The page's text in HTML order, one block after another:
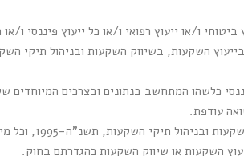
ו/או ייעוץ רפואי ו/או כל ייעוץ פיננסי ו/
כלשהו המתחשב בנתונים ובצרכים המיוחדים
עודפת.
מפעילת האתר אינה מורשית לפי חוק
השקעות או שיווק השקעות כהגדרתם בחוק.